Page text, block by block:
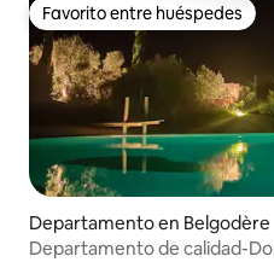
Favorito entre huéspedes
Favorito entre huéspedes
Departamento en Belgodère
Departamento de calidad-